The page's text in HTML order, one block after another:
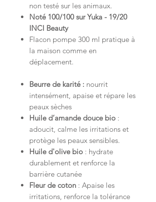
non testé sur les animaux.
Noté 100/100 sur Yuka - 19/20
INCI Beauty
Flacon pompe 300 ml pratique à
la maison comme en
déplacement.
Beurre de karité : nourrit
intensément, apaise et répare les
peaux sèches
Huile d’amande douce bio :
adoucit, calme les irritations et
protège les peaux sensibles.
Huile d'olive bio : hydrate
durablement et renforce la
barrière cutanée
Fleur de coton : Apaise les
irritations, renforce la tolérance